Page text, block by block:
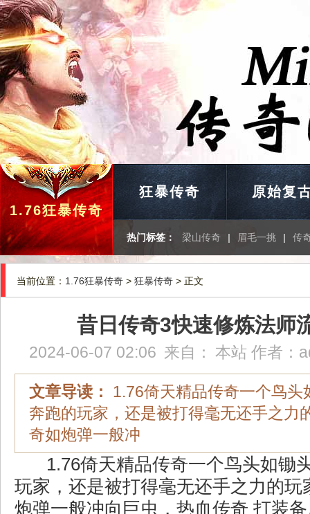
1.76狂暴传奇
狂暴传奇 原始复
热门标签： 梁山传奇 | 眉毛一挑 | 传
当前位置： 1.76狂暴传奇 > 狂暴传奇 > 正文
昔日传奇3快速修炼法师
2024-06-07 02:06 来自： 本站 作者：
文章导读：
1.76倚天精品传奇一个鸟头
奔跑的玩家，还是被打得毫无还手之力
奇如炮弹一般冲
1.76倚天精品传奇一个鸟头如锄
玩家，还是被打得毫无还手之力的玩
炮弹一般冲向巨虫，热血传奇 打装